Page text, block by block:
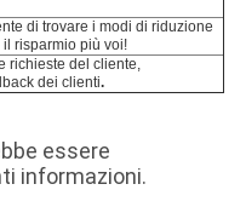
di trovare i modi di riduzione
risparmio più voi!
richieste del cliente,
dei clienti.
essere
informazioni.